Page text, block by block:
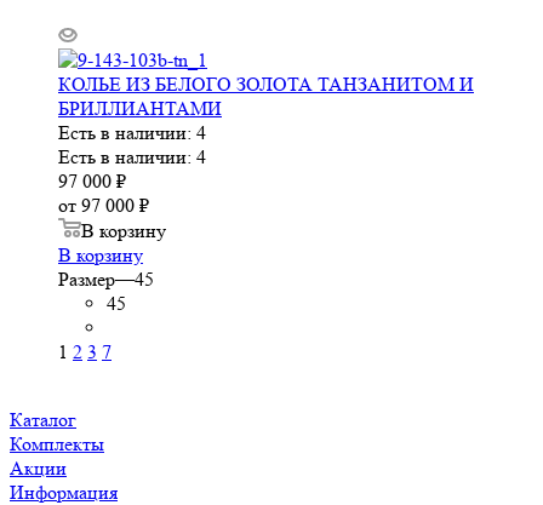
КОЛЬЕ ИЗ БЕЛОГО ЗОЛОТА ТАНЗАНИТОМ И
БРИЛЛИАНТАМИ
Есть в наличии: 4
Есть в наличии: 4
97 000 ₽
от 97 000 ₽
В корзину
В корзину
Размер—45
45
1 2 3 7
Каталог
Комплекты
Акции
Информация